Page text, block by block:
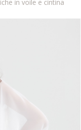
in voile e cintina